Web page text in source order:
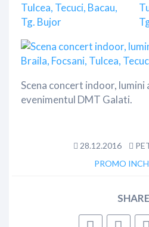
Scena concert indoor,
evenimentul DMT Galati.
28.12.2016
PROMO
SHARE